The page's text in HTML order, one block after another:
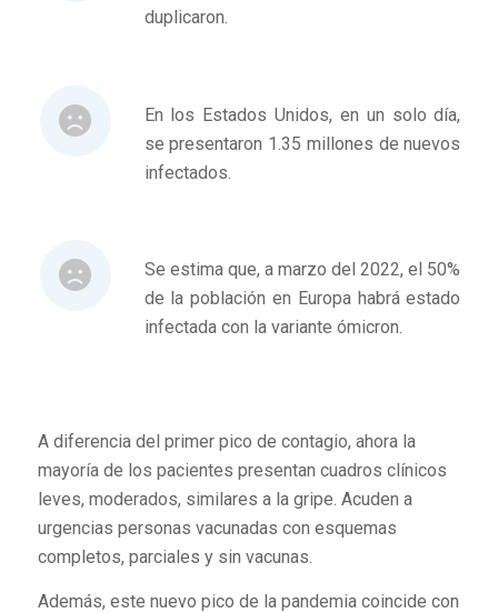
duplicaron.
En los Estados Unidos, en un solo día,
se presentaron 1.35 millones de nuevos
infectados.
Se estima que, a marzo del 2022, el 50%
de la población en Europa habrá estado
infectada con la variante ómicron.
A diferencia del primer pico de contagio, ahora la
mayoría de los pacientes presentan cuadros clínicos
leves, moderados, similares a la gripe. Acuden a
urgencias personas vacunadas con esquemas
completos, parciales y sin vacunas.
Además, este nuevo pico de la pandemia coincide con